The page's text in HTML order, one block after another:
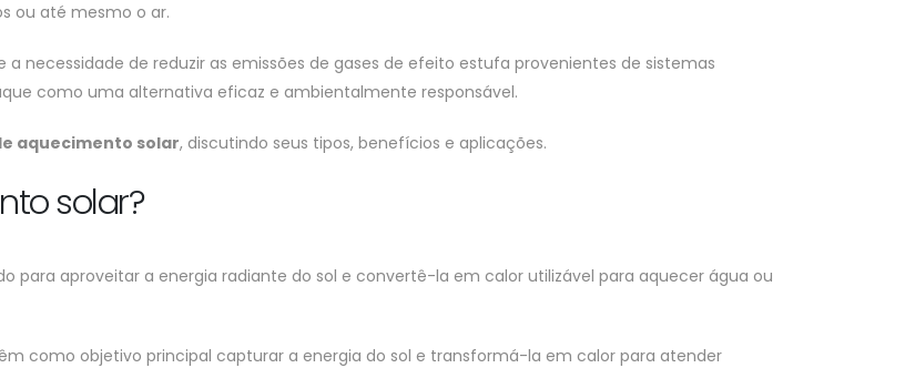
ou até mesmo o ar.
necessidade de reduzir as emissões de gases de efeito estufa provenientes de sistemas
como uma alternativa eficaz e ambientalmente responsável.
aquecimento solar, discutindo seus tipos, benefícios e aplicações.
solar?
para aproveitar a energia radiante do sol e convertê-la em calor utilizável para aquecer água ou
como objetivo principal capturar a energia do sol e transformá-la em calor para atender